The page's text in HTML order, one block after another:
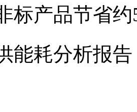
标产品节省
能耗分析报